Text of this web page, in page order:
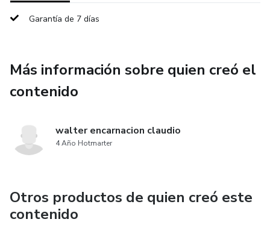
Garantía de 7 días
Más información sobre quien creó el
contenido
walter encarnacion claudio
4 Año Hotmarter
Otros productos de quien creó este
contenido